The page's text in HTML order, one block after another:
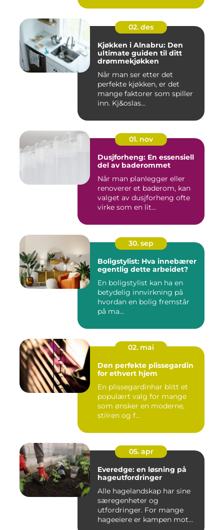
02. des
Kjøkken i Alnabru: Den
ultimate guiden til ditt
drømmekjøkken
Når man ser etter det
perfekte kjøkken, er det
mange faktorer som spiller
inn. Kj&oslas...
01. nov
Dusjforheng: En essensiell
del av baderommet
Når man planlegger eller
renoverer et baderom, kan
valget av dusjforheng ofte
virke som en lit...
30. sep
Boligstylist: Hva innebærer
egentlig dette arbeidet?
En boligstylist kan ha en
betydelig innvirkning på
hvordan en bolig fremstår
på ma...
02. mai
Den perfekte plissegardin
for ethvert hjem
En plissegardinhar blitt et
populært valg for mange
som ønsker en moderne,
stilren og f...
05. apr
Everedge: en løsning på
hageutfordringer
Alle hagelandskap har sine
særegenheter og
utfordringer. For mange
hageeiere er kampen mot